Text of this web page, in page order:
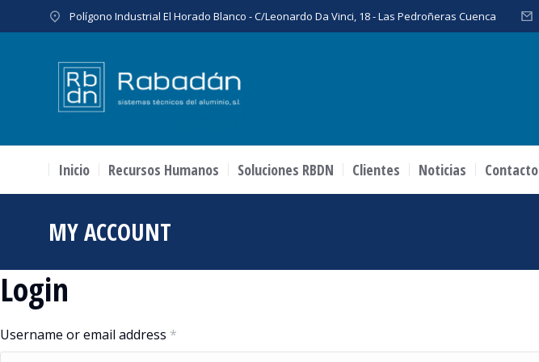
Polígono Industrial El Horado Blanco - C/Leonardo Da Vinci, 18 - Las Pedroñeras Cuenca
Inicio Recursos Humanos Soluciones RBDN Clientes Noticias Contacto
MY ACCOUNT
Login
Username or email address *